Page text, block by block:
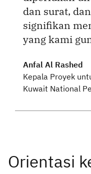
dan surat,
signifikan
yang kami
Anfal Al Rashed
Kepala Proyek
Kuwait National